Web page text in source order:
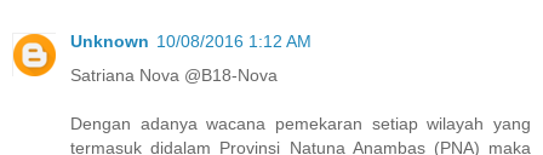
Unknown 10/08/2016 1:12 AM
Satriana Nova @B18-Nova
Dengan adanya wacana pemekaran setiap wilayah yang
termasuk didalam Provinsi Natuna Anambas (PNA) maka